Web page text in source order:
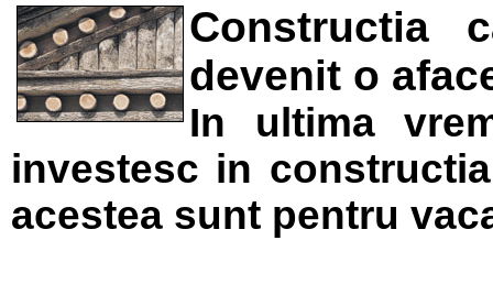
Constructia
devenit o
In ultima
investesc in
acestea sunt pentru